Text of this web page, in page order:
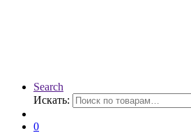
Search
Искать:
0